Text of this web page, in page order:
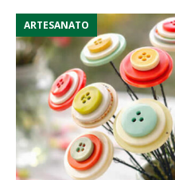
ARTESANATO